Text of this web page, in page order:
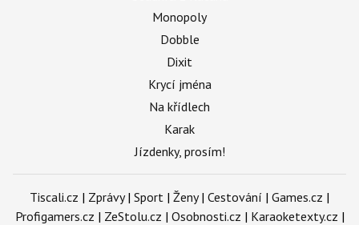
Monopoly
Dobble
Dixit
Krycí jména
Na křídlech
Karak
Jízdenky, prosím!
Tiscali.cz | Zprávy| Sport | Ženy| Cestování | Games.cz |
Profigamers.cz | ZeStolu.cz | Osobnosti.cz | Karaoketexty.cz |